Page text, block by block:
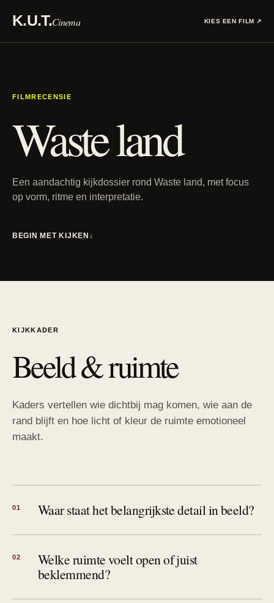
K.U.T.Cinema KIES EEN FILM ↗
FILMRECENSIE
Waste land
Een aandachtig kijkdossier rond Waste land, met focus
op vorm, ritme en interpretatie.
BEGIN MET KIJKEN ↓
KIJKKADER
Beeld & ruimte
Kaders vertellen wie dichtbij mag komen, wie aan de
rand blijft en hoe licht of kleur de ruimte emotioneel
maakt.
01 Waar staat het belangrijkste detail in beeld?
02
Welke ruimte voelt open of juist
beklemmend?